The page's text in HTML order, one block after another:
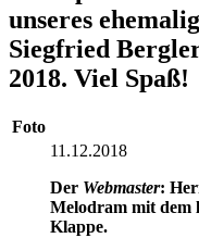
unseres
Siegfried
2018. Viel Spaß!
Foto
11.12.2018
Der Webmaster:
Melodram mit dem
Klappe.